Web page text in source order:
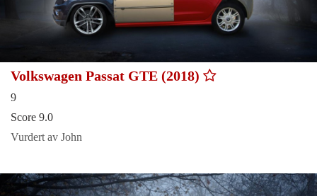
Volkswagen Passat GTE (2018)
9
Score 9.0
Vurdert av John